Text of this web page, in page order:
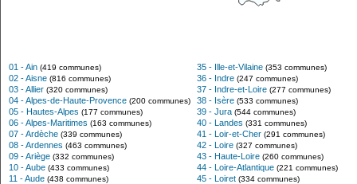
01 - Ain (419 communes)
02 - Aisne (816 communes)
03 - Allier (320 communes)
04 - Alpes-de-Haute-Provence (200 communes)
05 - Hautes-Alpes (177 communes)
06 - Alpes-Maritimes (163 communes)
07 - Ardèche (339 communes)
08 - Ardennes (463 communes)
09 - Ariège (332 communes)
10 - Aube (433 communes)
11 - Aude (438 communes)
35 - Ille-et-Vilaine (353 communes)
36 - Indre (247 communes)
37 - Indre-et-Loire (277 communes)
38 - Isère (533 communes)
39 - Jura (544 communes)
40 - Landes (331 communes)
41 - Loir-et-Cher (291 communes)
42 - Loire (327 communes)
43 - Haute-Loire (260 communes)
44 - Loire-Atlantique (221 communes)
45 - Loiret (334 communes)